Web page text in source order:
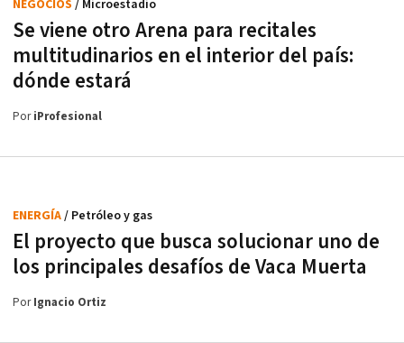
Se viene otro Arena para recitales
multitudinarios en el interior del país:
dónde estará
NEGOCIOS / Microestadio
PoriProfesional
El proyecto que busca solucionar uno de
los principales desafíos de Vaca Muerta
ENERGÍA/ Petróleo y gas
PorIgnacio Ortiz